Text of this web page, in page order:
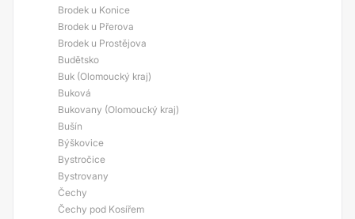
Brodek u Konice
Brodek u Přerova
Brodek u Prostějova
Budětsko
Buk (Olomoucký kraj)
Buková
Bukovany (Olomoucký kraj)
Bušín
Býškovice
Bystročice
Bystrovany
Čechy
Čechy pod Kosířem